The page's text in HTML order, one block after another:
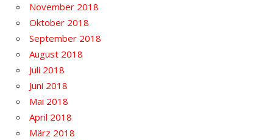
November 2018
Oktober 2018
September 2018
August 2018
Juli 2018
Juni 2018
Mai 2018
April 2018
März 2018